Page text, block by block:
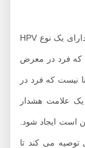
نتیجه آزمایش مثبت به این معنی است که فرد دارای یک نوع HPV
در معرض
که فرد در
هشدار
ایجاد شود.
می کند تا